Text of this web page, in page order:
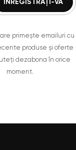
primește emailuri cu
produse și oferte
dezabona în orice
moment.